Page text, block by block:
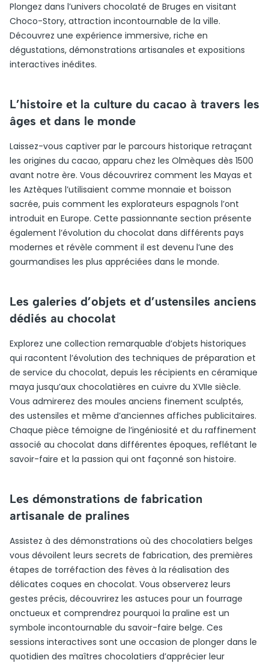
Plongez dans l’univers chocolaté de Bruges en visitant
Choco-Story, attraction incontournable de la ville.
Découvrez une expérience immersive, riche en
dégustations, démonstrations artisanales et expositions
interactives inédites.
L’histoire et la culture du cacao à travers les
âges et dans le monde
Laissez-vous captiver par le parcours historique retraçant
les origines du cacao, apparu chez les Olmèques dès 1500
avant notre ère. Vous découvrirez comment les Mayas et
les Aztèques l’utilisaient comme monnaie et boisson
sacrée, puis comment les explorateurs espagnols l’ont
introduit en Europe. Cette passionnante section présente
également l’évolution du chocolat dans différents pays
modernes et révèle comment il est devenu l’une des
gourmandises les plus appréciées dans le monde.
Les galeries d’objets et d’ustensiles anciens
dédiés au chocolat
Explorez une collection remarquable d’objets historiques
qui racontent l’évolution des techniques de préparation et
de service du chocolat, depuis les récipients en céramique
maya jusqu’aux chocolatières en cuivre du XVIIe siècle.
Vous admirerez des moules anciens finement sculptés,
des ustensiles et même d’anciennes affiches publicitaires.
Chaque pièce témoigne de l’ingéniosité et du raffinement
associé au chocolat dans différentes époques, reflétant le
savoir-faire et la passion qui ont façonné son histoire.
Les démonstrations de fabrication
artisanale de pralines
Assistez à des démonstrations où des chocolatiers belges
vous dévoilent leurs secrets de fabrication, des premières
étapes de torréfaction des fèves à la réalisation des
délicates coques en chocolat. Vous observerez leurs
gestes précis, découvrirez les astuces pour un fourrage
onctueux et comprendrez pourquoi la praline est un
symbole incontournable du savoir-faire belge. Ces
sessions interactives sont une occasion de plonger dans le
quotidien des maîtres chocolatiers d’apprécier leur